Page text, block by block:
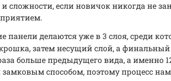
сложности, если новичок никогда не
панели делаются уже в 3 слоя, среди
затем несущий слой, а
больше предыдущего вида, а именно
замковым способом, поэтому процесс